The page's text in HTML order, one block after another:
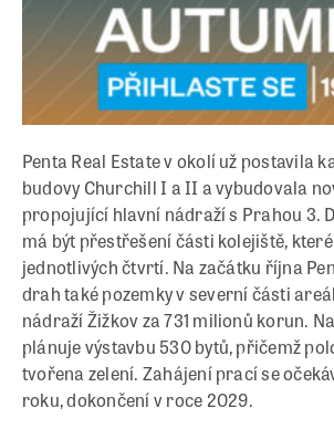
Penta Real Estate v okolí už postavila
budovy Churchill I a II a vybudovala
propojující hlavní nádraží s Prahou 3.
má být přestřešení části kolejiště,
jednotlivých čtvrtí. Na začátku října
drah také pozemky v severní části
nádraží Žižkov za 731 milionů korun.
plánuje výstavbu 530 bytů, přičemž
tvořena zelení. Zahájení prací se
roku, dokončení v roce 2029.